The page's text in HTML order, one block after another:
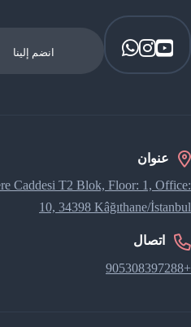
انضم إلينا
عنوان
Caddesi​ T2 Blok, Floor: 1, Office:
10, 34398 Kâğıthane/İstanbul
اتصال
+905308397288